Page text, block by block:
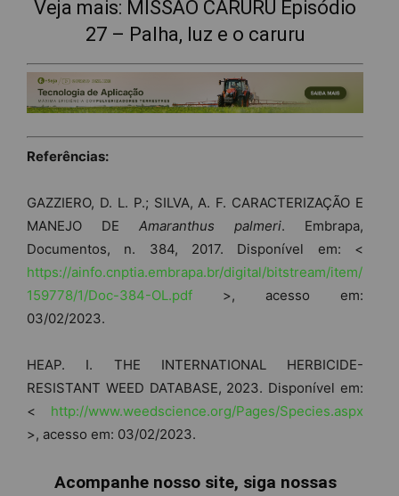
Veja mais: MISSÃO CARURU Episódio
27 – Palha, luz e o caruru
Referências:
GAZZIERO, D. L. P.; SILVA, A. F. CARACTERIZAÇÃO E
MANEJO DE Amaranthus palmeri. Embrapa,
Documentos, n. 384, 2017. Disponível em: <
https://ainfo.cnptia.embrapa.br/digital/bitstream/item/
159778/1/Doc-384-OL.pdf >, acesso em:
03/02/2023.
HEAP. I. THE INTERNATIONAL HERBICIDE-
RESISTANT WEED DATABASE, 2023. Disponível em:
< http://www.weedscience.org/Pages/Species.aspx
>, acesso em: 03/02/2023.
Acompanhe nosso site, siga nossas